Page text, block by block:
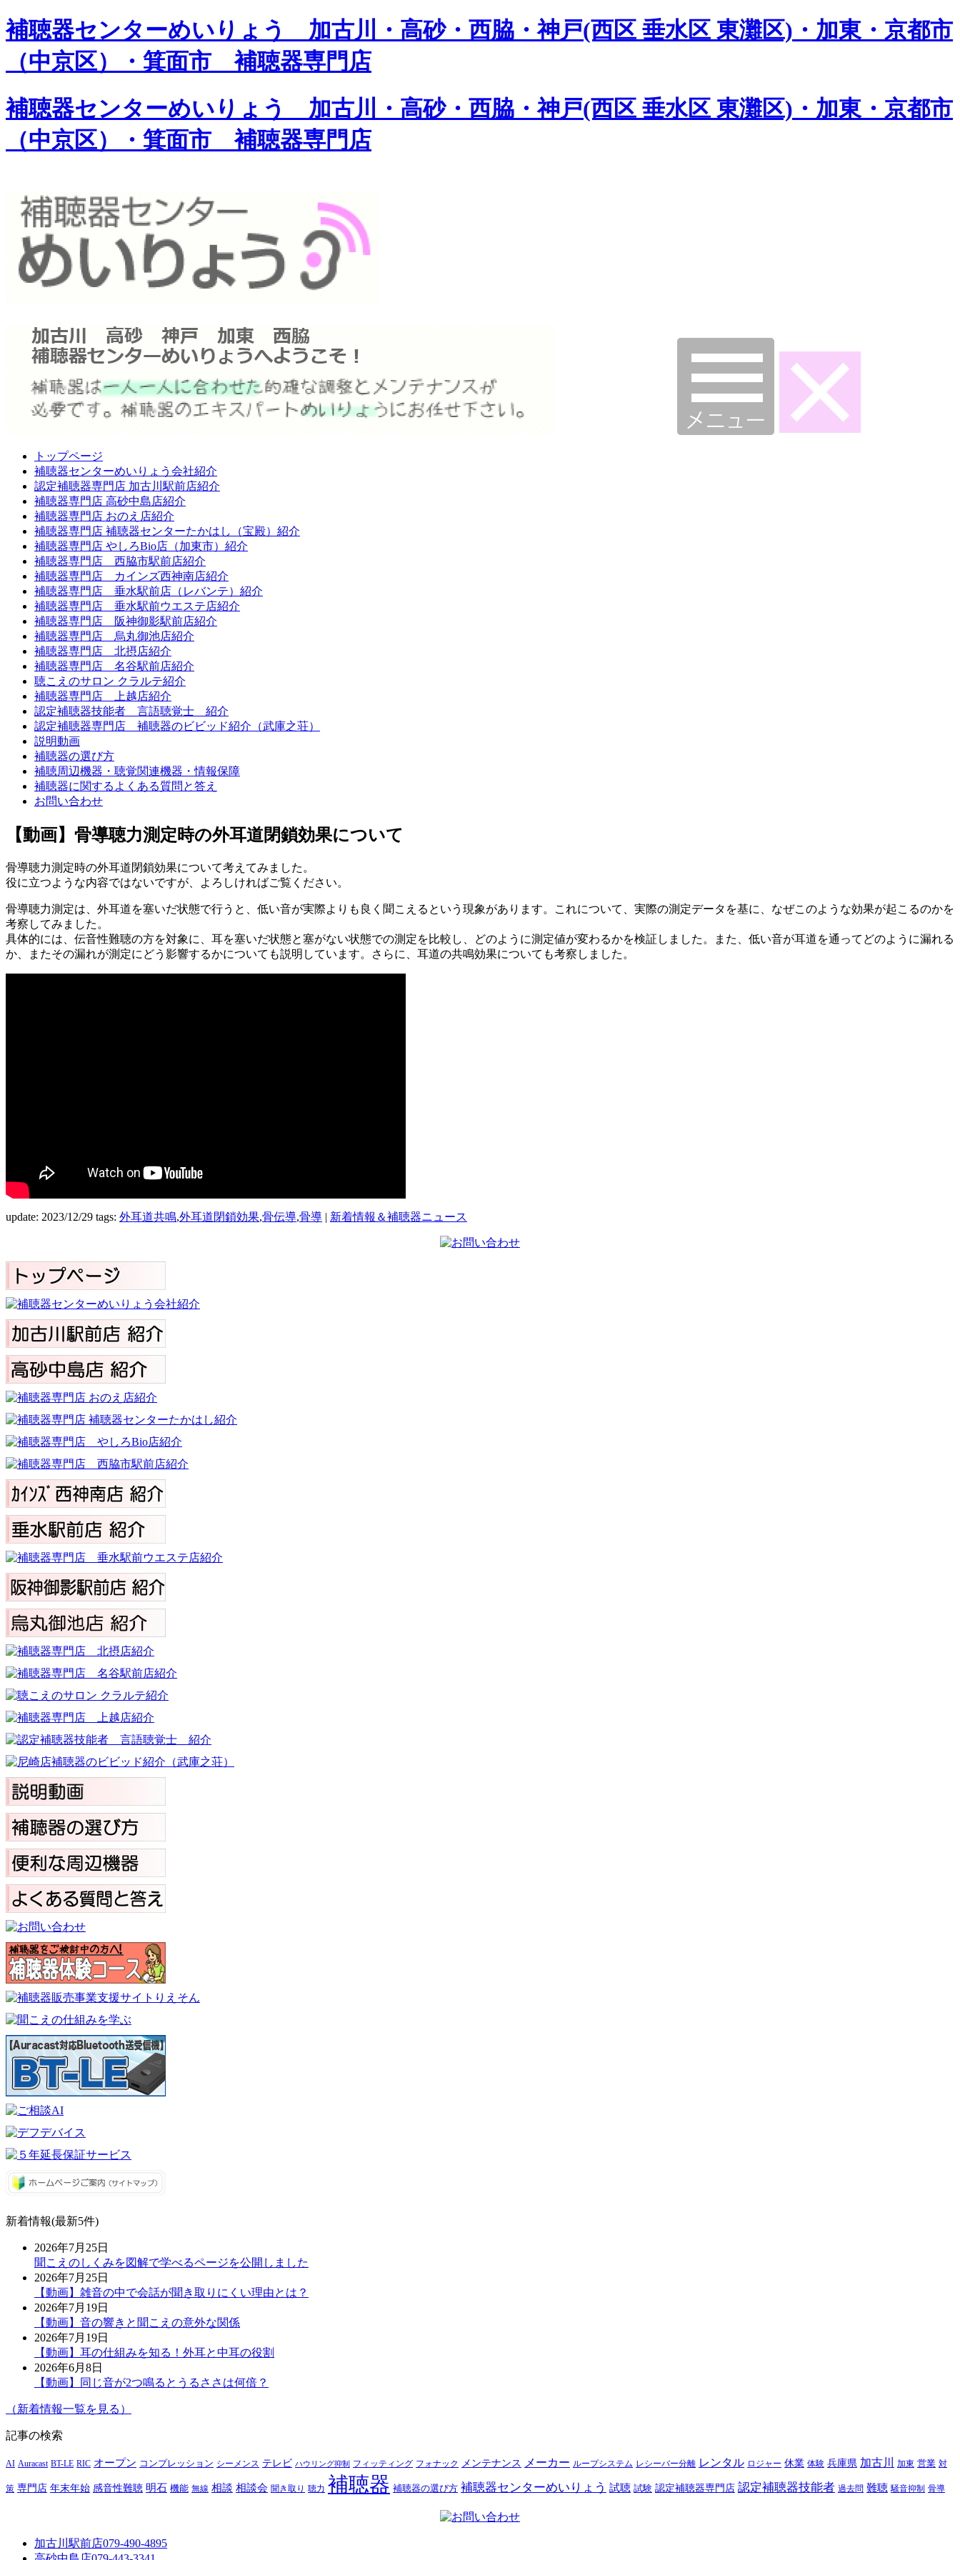
補聴器センターめいりょう 加古川・高砂・西脇・神戸(西区 垂水区 東灘区)・加東・京都市
（中京区）・箕面市 補聴器専門店
補聴器センターめいりょう 加古川・高砂・西脇・神戸(西区 垂水区 東灘区)・加東・京都市
（中京区）・箕面市 補聴器専門店
トップページ
補聴器センターめいりょう会社紹介
認定補聴器専門店 加古川駅前店紹介
補聴器専門店 高砂中島店紹介
補聴器専門店 おのえ店紹介
補聴器専門店 補聴器センターたかはし（宝殿）紹介
補聴器専門店 やしろBio店（加東市）紹介
補聴器専門店 西脇市駅前店紹介
補聴器専門店 カインズ西神南店紹介
補聴器専門店 垂水駅前店（レバンテ）紹介
補聴器専門店 垂水駅前ウエステ店紹介
補聴器専門店 阪神御影駅前店紹介
補聴器専門店 烏丸御池店紹介
補聴器専門店 北摂店紹介
補聴器専門店 名谷駅前店紹介
聴こえのサロン クラルテ紹介
補聴器専門店 上越店紹介
認定補聴器技能者 言語聴覚士 紹介
認定補聴器専門店 補聴器のビビッド紹介（武庫之荘）
説明動画
補聴器の選び方
補聴周辺機器・聴覚関連機器・情報保障
補聴器に関するよくある質問と答え
お問い合わせ
【動画】骨導聴力測定時の外耳道閉鎖効果について
骨導聴力測定時の外耳道閉鎖効果について考えてみました。
役に立つような内容ではないですが、よろしければご覧ください。
骨導聴力測定は、外耳道を塞いだ状態で行うと、低い音が実際よりも良く聞こえるという現象があります。これについて、実際の測定データを基に、なぜこのような効果が起こるのかを
考察してみました。
具体的には、伝音性難聴の方を対象に、耳を塞いだ状態と塞がない状態での測定を比較し、どのように測定値が変わるかを検証しました。また、低い音が耳道を通ってどのように漏れる
か、またその漏れが測定にどう影響するかについても説明しています。さらに、耳道の共鳴効果についても考察しました。
update: 2023/12/29 tags: 外耳道共鳴,外耳道閉鎖効果,骨伝導,骨導 | 新着情報＆補聴器ニュース
新着情報(最新5件)
2026年7月25日
聞こえのしくみを図解で学べるページを公開しました
2026年7月25日
【動画】雑音の中で会話が聞き取りにくい理由とは？
2026年7月19日
【動画】音の響きと聞こえの意外な関係
2026年7月19日
【動画】耳の仕組みを知る！外耳と中耳の役割
2026年6月8日
【動画】同じ音が2つ鳴るとうるささは何倍？
（新着情報一覧を見る）
記事の検索
AI Auracast BT-LE RIC オープン コンプレッション シーメンス テレビ ハウリング抑制 フィッティング フォナック メンテナンス メーカー ループシステム レシーバー分離 レンタル ロジャー 休業 体験 兵庫県 加古川 加東 営業 対
策 専門店 年末年始 感音性難聴 明石 機能 無線 相談 相談会 聞き取り 聴力 補聴器 補聴器の選び方 補聴器センターめいりょう 試聴 試験 認定補聴器専門店 認定補聴器技能者 過去問 難聴 騒音抑制 骨導
加古川駅前店079-490-4895